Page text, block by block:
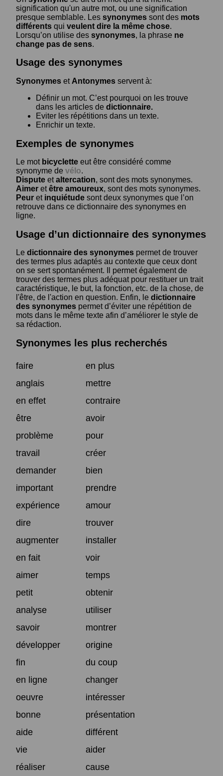
signification qu'un autre mot, ou une signification
presque semblable. Les synonymes sont des mots
différents qui veulent dire la même chose.
Lorsqu’on utilise des synonymes, la phrase ne
change pas de sens.
Usage des synonymes
Synonymes et Antonymes servent à:
Définir un mot. C’est pourquoi on les trouve
dans les articles de dictionnaire.
Eviter les répétitions dans un texte.
Enrichir un texte.
Exemples de synonymes
Le mot bicyclette eut être considéré comme
synonyme de vélo.
Dispute etaltercation, sont des mots synonymes.
Aimer etêtre amoureux, sont des mots synonymes.
Peur et inquiétude sont deux synonymes que l’on
retrouve dans ce dictionnaire des synonymes en
ligne.
Usage d’un dictionnaire des synonymes
Le dictionnaire des synonymes permet de trouver
des termes plus adaptés au contexte que ceux dont
on se sert spontanément. Il permet également de
trouver des termes plus adéquat pour restituer un trait
caractéristique, le but, la fonction, etc. de la chose, de
l'être, de l'action en question. Enfin, le dictionnaire
des synonymes permet d’éviter une répétition de
mots dans le même texte afin d’améliorer le style de
sa rédaction.
Synonymes les plus recherchés
faire
en plus
anglais
mettre
en effet
contraire
être
avoir
problème
pour
travail
créer
demander
bien
important
prendre
expérience
amour
dire
trouver
augmenter
installer
en fait
voir
aimer
temps
petit
obtenir
analyse
utiliser
savoir
montrer
développer
origine
fin
du coup
en ligne
changer
oeuvre
intéresser
bonne
présentation
aide
différent
vie
aider
réaliser
cause